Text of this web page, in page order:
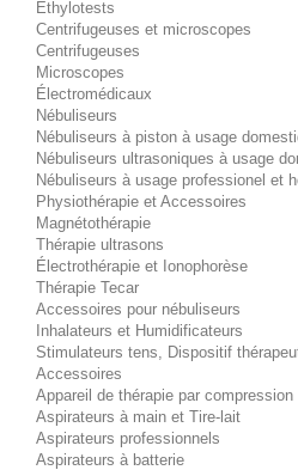
Éthylotests
Centrifugeuses et microscopes
Centrifugeuses
Microscopes
Électromédicaux
Nébuliseurs
Nébuliseurs à piston à usage
Nébuliseurs ultrasoniques à usage
Nébuliseurs à usage professionel et
Physiothérapie et Accessoires
Magnétothérapie
Thérapie ultrasons
Électrothérapie et Ionophorèse
Thérapie Tecar
Accessoires pour nébuliseurs
Inhalateurs et Humidificateurs
Stimulateurs tens, Dispositif
Accessoires
Appareil de thérapie par compression
Aspirateurs à main et Tire-lait
Aspirateurs professionnels
Aspirateurs à batterie